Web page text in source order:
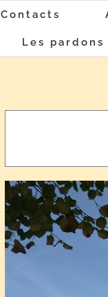
Contacts
Les